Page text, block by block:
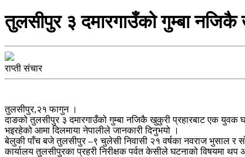
तुलसीपुर ३ दमारगाउँको गुम्बा
राप्ती संचार
तुलसीपुर,२१ फागुन ।
दाङको तुलसीपुर ३ दमारगाउँको गुम्बा नजिकै खुकुरी प्रहारबाट एक युवक
भइरहेको आमा दिलमाया नेपालीले जानकारी दिनुभयो ।
बेलुकी पाँच बजे तुलसीपुर –९ चुलेसी निवासी २१ वर्षका नवराज भुसाल र
कार्यालय तुलसीपुरका प्रहरी निरीक्षक पर्वत केसीले घटनाको विषयमा